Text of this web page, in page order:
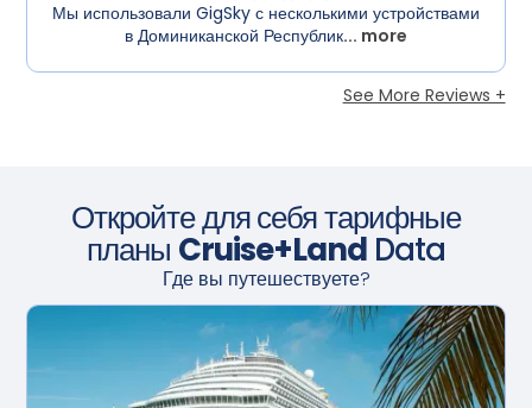
Мы использовали GigSky с несколькими устройствами
в Доминиканской Республик... more
See More Reviews +
Откройте для себя тарифные
планы Cruise+LandData
Где вы путешествуете?